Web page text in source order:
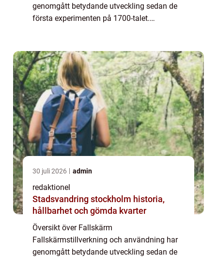
genomgått betydande utveckling sedan de
första experimenten på 1700-talet.
där en individ hoppa...
30 juli 2026 admin
redaktionel
Stadsvandring stockholm historia,
hållbarhet och gömda kvarter
Översikt över Fallskärm
Fallskärmstillverkning och användning har
genomgått betydande utveckling sedan de